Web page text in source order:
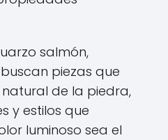
salmón,
piezas que
de la piedra,
y estilos que
luminoso sea el